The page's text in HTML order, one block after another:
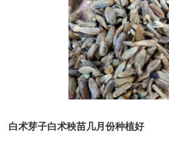
白术芽子白术秧苗几月份种植好